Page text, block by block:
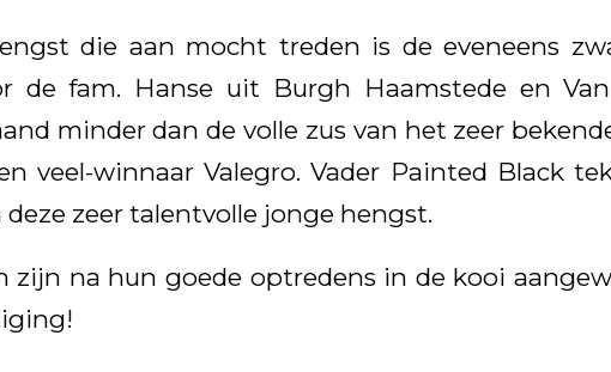
die aan mocht treden is de eveneens
de fam. Hanse uit Burgh Haamstede en
minder dan de volle zus van het zeer
veel-winnaar Valegro. Vader Painted Black
deze zeer talentvolle jonge hengst.
zijn na hun goede optredens in de kooi